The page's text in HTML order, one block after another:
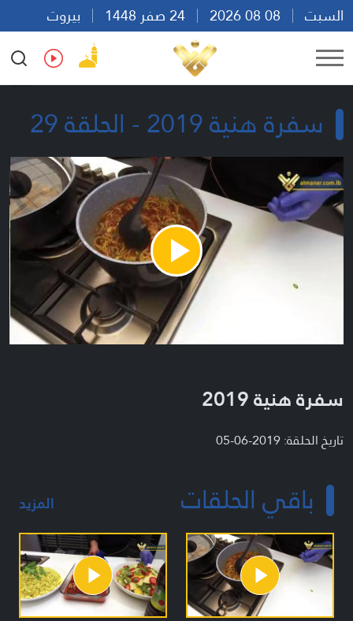
السبت
بيروت
13:01
Ar En Fr Es
سفرة هنية 2019 - الحلقة 29
Play
Video
سفرة هنية 2019
تاريخ الحلقة: 2019-06-05
باقي الحلقات المزيد